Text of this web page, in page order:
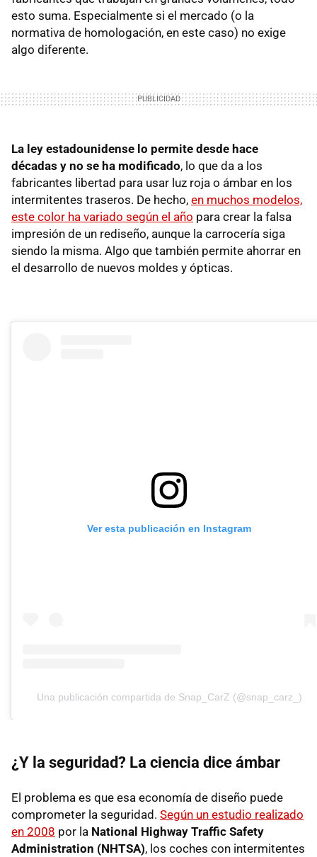
esto suma. Especialmente si el mercado (o la
normativa de homologación, en este caso) no exige
algo diferente.
La ley estadounidense lo permite desde hace
décadas y no se ha modificado, lo que da a los
fabricantes libertad para usar luz roja o ámbar en los
intermitentes traseros. De hecho, en muchos modelos,
este color ha variado según el año para crear la falsa
impresión de un rediseño, aunque la carrocería siga
siendo la misma. Algo que también permite ahorrar en
el desarrollo de nuevos moldes y ópticas.
Ver esta publicación en Instagram
Una publicación compartida de Snap_CarZ (@snap_carz_)
¿Y la seguridad? La ciencia dice ámbar
El problema es que esa economía de diseño puede
comprometer la seguridad. Según un estudio realizado
en 2008 por la National Highway Traffic Safety
Administration (NHTSA), los coches con intermitentes